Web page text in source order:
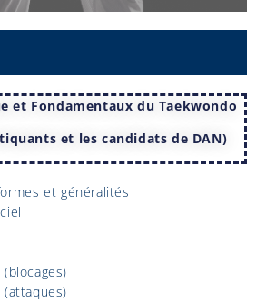
et Fondamentaux du Taekwondo
et les candidats de DAN)
et généralités
(attaques)